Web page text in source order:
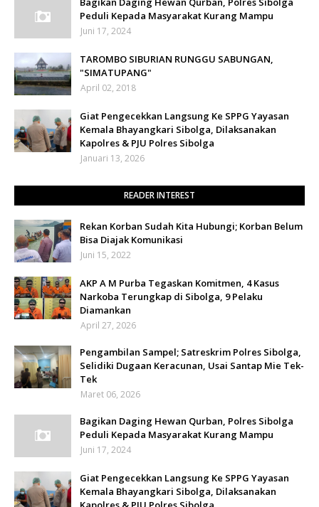
Peduli Kepada Masyarakat Kurang Mampu
Juni 17, 2024
TAROMBO SIBURIAN RUNGGU SABUNGAN,
"SIMATUPANG"
April 02, 2018
Giat Pengecekkan Langsung Ke SPPG Yayasan
Kemala Bhayangkari Sibolga, Dilaksanakan
Kapolres & PJU Polres Sibolga
Januari 13, 2026
READER INTEREST
Rekan Korban Sudah Kita Hubungi; Korban Belum
Bisa Diajak Komunikasi
Juni 15, 2022
AKP A M Purba Tegaskan Komitmen, 4 Kasus
Narkoba Terungkap di Sibolga, 9 Pelaku
Diamankan
April 27, 2026
Pengambilan Sampel; Satreskrim Polres Sibolga,
Selidiki Dugaan Keracunan, Usai Santap Mie Tek-
Tek
Maret 06, 2026
Bagikan Daging Hewan Qurban, Polres Sibolga
Peduli Kepada Masyarakat Kurang Mampu
Juni 17, 2024
Giat Pengecekkan Langsung Ke SPPG Yayasan
Kemala Bhayangkari Sibolga, Dilaksanakan